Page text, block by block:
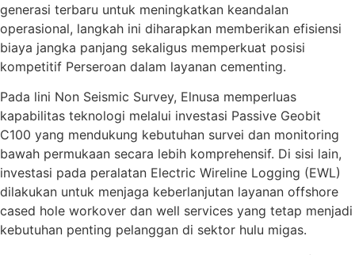
generasi terbaru untuk meningkatkan keandalan
operasional, langkah ini diharapkan memberikan efisiensi
biaya jangka panjang sekaligus memperkuat posisi
kompetitif Perseroan dalam layanan cementing.
Pada lini Non Seismic Survey, Elnusa memperluas
kapabilitas teknologi melalui investasi Passive Geobit
C100 yang mendukung kebutuhan survei dan monitoring
bawah permukaan secara lebih komprehensif. Di sisi lain,
investasi pada peralatan Electric Wireline Logging (EWL)
dilakukan untuk menjaga keberlanjutan layanan offshore
cased hole workover dan well services yang tetap menjadi
kebutuhan penting pelanggan di sektor hulu migas.